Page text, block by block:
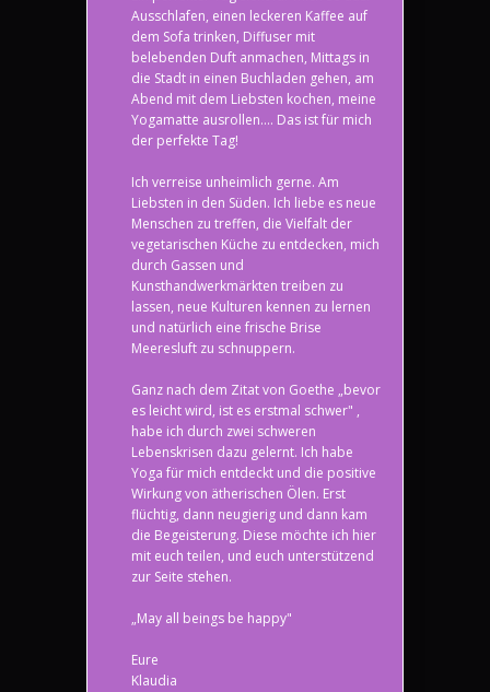
Ausschlafen, einen leckeren Kaffee auf
dem Sofa trinken, Diffuser mit
belebenden Duft anmachen, Mittags in
die Stadt in einen Buchladen gehen, am
Abend mit dem Liebsten kochen, meine
Yogamatte ausrollen.... Das ist für mich
der perfekte Tag!
Ich verreise unheimlich gerne. Am
Liebsten in den Süden. Ich liebe es neue
Menschen zu treffen, die Vielfalt der
vegetarischen Küche zu entdecken, mich
durch Gassen und
Kunsthandwerkmärkten treiben zu
lassen, neue Kulturen kennen zu lernen
und natürlich eine frische Brise
Meeresluft zu schnuppern.
Ganz nach dem Zitat von Goethe „bevor
es leicht wird, ist es erstmal schwer" ,
habe ich durch zwei schweren
Lebenskrisen dazu gelernt. Ich habe
Yoga für mich entdeckt und die positive
Wirkung von ätherischen Ölen. Erst
flüchtig, dann neugierig und dann kam
die Begeisterung. Diese möchte ich hier
mit euch teilen, und euch unterstützend
zur Seite stehen.
„May all beings be happy"
Eure
Klaudia